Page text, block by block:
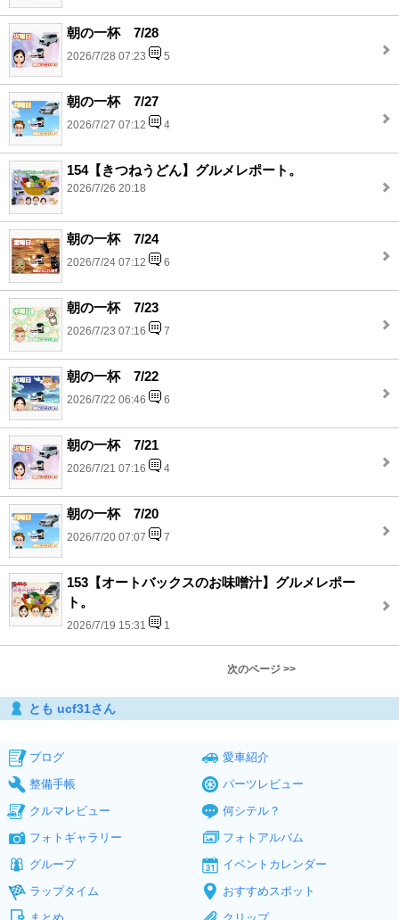
朝の一杯 7/28
2026/7/28 07:23 5
朝の一杯 7/27
2026/7/27 07:12 4
154【きつねうどん】グルメレポート。
2026/7/26 20:18
朝の一杯 7/24
2026/7/24 07:12 6
朝の一杯 7/23
2026/7/23 07:16 7
朝の一杯 7/22
2026/7/22 06:46 6
朝の一杯 7/21
2026/7/21 07:16 4
朝の一杯 7/20
2026/7/20 07:07 7
153【オートバックスのお味噌汁】グルメレポー
ト。
2026/7/19 15:31 1
次のページ >>
とも ucf31さん
ブログ
愛車紹介
整備手帳
パーツレビュー
クルマレビュー
何シテル？
フォトギャラリー
フォトアルバム
グループ
イベントカレンダー
ラップタイム
おすすめスポット